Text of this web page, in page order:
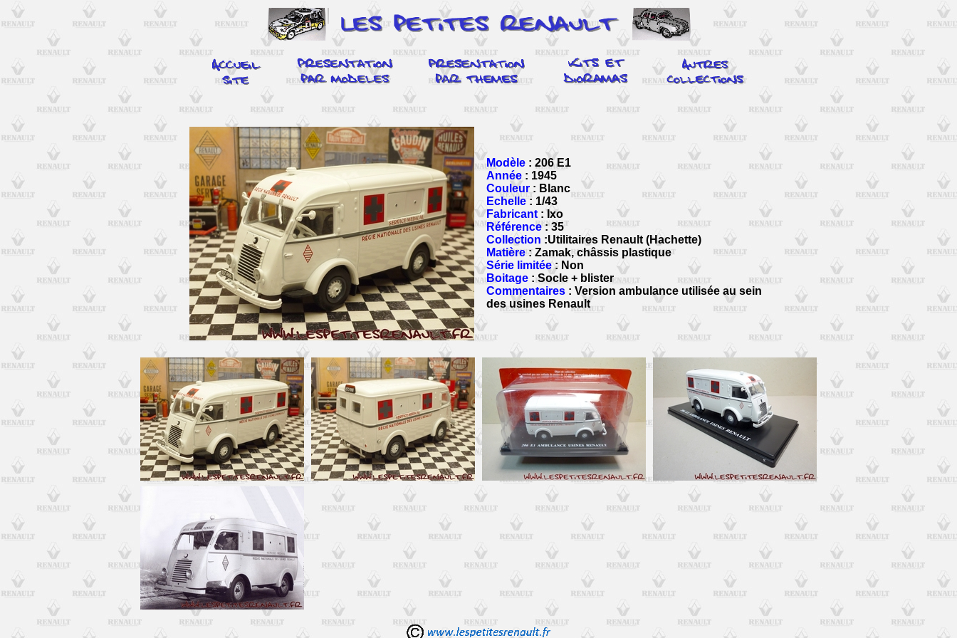
Modèle : 206 E1
Année : 1945
Couleur : Blanc
Echelle: 1/43
Fabricant : Ixo
Référence: 35
Collection :Utilitaires Renault (Hachette)
Matière: Zamak, châssis plastique
Série limitée: Non
Boitage : Socle + blister
Commentaires : Version ambulance utilisée au sein
des usines Renault